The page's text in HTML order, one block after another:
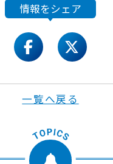
情報をシェア
facebook
一覧へ戻る